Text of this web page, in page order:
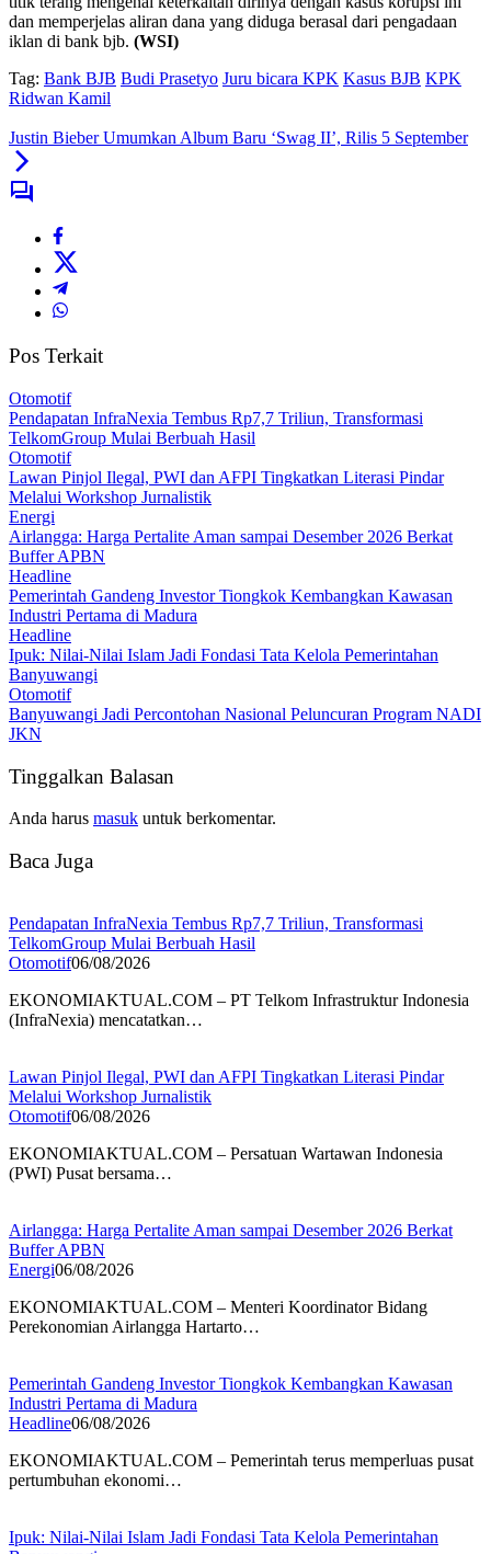
dan memperjelas aliran dana yang diduga berasal dari pengadaan
iklan di bank bjb. (WSI)
Tag: Bank BJB Budi Prasetyo Juru bicara KPK Kasus BJB KPK
Ridwan Kamil
Justin Bieber Umumkan Album Baru ‘Swag II’, Rilis 5 September
Pos Terkait
Otomotif
Pendapatan InfraNexia Tembus Rp7,7 Triliun, Transformasi
TelkomGroup Mulai Berbuah Hasil
Otomotif
Lawan Pinjol Ilegal, PWI dan AFPI Tingkatkan Literasi Pindar
Melalui Workshop Jurnalistik
Energi
Airlangga: Harga Pertalite Aman sampai Desember 2026 Berkat
Buffer APBN
Headline
Pemerintah Gandeng Investor Tiongkok Kembangkan Kawasan
Industri Pertama di Madura
Headline
Ipuk: Nilai-Nilai Islam Jadi Fondasi Tata Kelola Pemerintahan
Banyuwangi
Otomotif
Banyuwangi Jadi Percontohan Nasional Peluncuran Program NADI
JKN
Tinggalkan Balasan
Anda harus masuk untuk berkomentar.
Baca Juga
Pendapatan InfraNexia Tembus Rp7,7 Triliun, Transformasi
TelkomGroup Mulai Berbuah Hasil
Otomotif06/08/2026
EKONOMIAKTUAL.COM – PT Telkom Infrastruktur Indonesia
(InfraNexia) mencatatkan…
Lawan Pinjol Ilegal, PWI dan AFPI Tingkatkan Literasi Pindar
Melalui Workshop Jurnalistik
Otomotif06/08/2026
EKONOMIAKTUAL.COM – Persatuan Wartawan Indonesia
(PWI) Pusat bersama…
Airlangga: Harga Pertalite Aman sampai Desember 2026 Berkat
Buffer APBN
Energi06/08/2026
EKONOMIAKTUAL.COM – Menteri Koordinator Bidang
Perekonomian Airlangga Hartarto…
Pemerintah Gandeng Investor Tiongkok Kembangkan Kawasan
Industri Pertama di Madura
Headline06/08/2026
EKONOMIAKTUAL.COM – Pemerintah terus memperluas pusat
pertumbuhan ekonomi…
Ipuk: Nilai-Nilai Islam Jadi Fondasi Tata Kelola Pemerintahan